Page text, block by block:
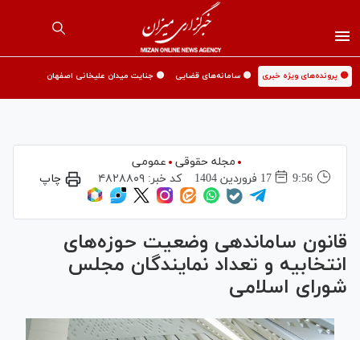
🟡 پرونده‌های ویژه خبری 🟡 سامانه‌های قضایی 🟡 جنایت میدان علیخانی اصفهان
مجله حقوقی
عمومی
9:56
17 فروردين 1404 کد خبر: ۴۸۲۸۸۰۹ چاپ
قانون ساماندهی وضعیت حوزه‌های
انتخابیه و تعداد نمایندگان مجلس
شورای اسلامی